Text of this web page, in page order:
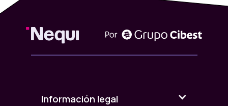
Información legal